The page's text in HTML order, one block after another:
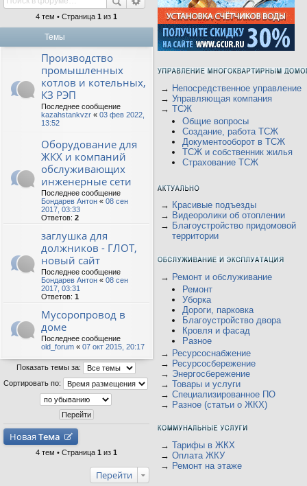
4 тем • Страница 1 из 1
Темы
Производство
промышленных
котлов и котельных,
КЗ РЭП
Последнее сообщение
kazahstankvzr « 03 фев 2022,
13:52
Оборудование для
ЖКХ и компаний
обслуживающих
инженерные сети
Последнее сообщение
Бондарев Антон « 08 сен
2017, 03:33
Ответов: 2
заглушка для
должников - ГЛОТ,
новый сайт
Последнее сообщение
Бондарев Антон « 08 сен
2017, 03:31
Ответов: 1
Мусоропровод в
доме
Последнее сообщение
old_forum « 07 окт 2015, 20:17
Показать темы за:
Сортировать по:
Новая Тема
4 тем • Страница 1 из 1
Перейти
→ Непосредственное управление
→ Управляющая компания
→ ТСЖ
Общие вопросы
Создание, работа ТСЖ
Документооборот в ТСЖ
ТСЖ и собственник жилья
Страхование ТСЖ
→ Красивые подъезды
→ Видеоролики об отоплении
→ Благоустройство придомовой
территории
→ Ремонт и обслуживание
Ремонт
Уборка
Дороги, парковка
Благоустройство двора
Кровля и фасад
Разное
→ Ресурсоснабжение
→ Ресурсосбережение
→ Энергосбережение
→ Товары и услуги
→ Специализированное ПО
→ Разное (статьи о ЖКХ)
→ Тарифы в ЖКХ
→ Оплата ЖКУ
→ Ремонт на этаже